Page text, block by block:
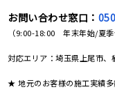
お問い合わせ窓口：
（9:00-18:00 年末年始/夏季
対応エリア：埼玉県上尾市
★ 地元のお客様の施工実績多